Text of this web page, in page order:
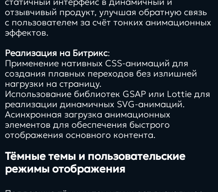
отзывчивый продукт, улучшая обратную связь
с пользователем за счёт тонких анимационных
эффектов.
Реализация на Битрикс:
Применение нативных CSS-анимаций для
создания плавных переходов без излишней
нагрузки на страницу.
Использование библиотек GSAP или Lottie для
реализации динамичных SVG-анимаций.
Асинхронная загрузка анимационных
элементов для обеспечения быстрого
отображения основного контента.
Тёмные темы и пользовательские
режимы отображения